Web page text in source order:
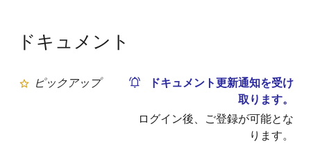
ドキュメント
ピックアップ
ドキュメント更新通知を受け
取ります。
ログイン後、ご登録が可能とな
ります。